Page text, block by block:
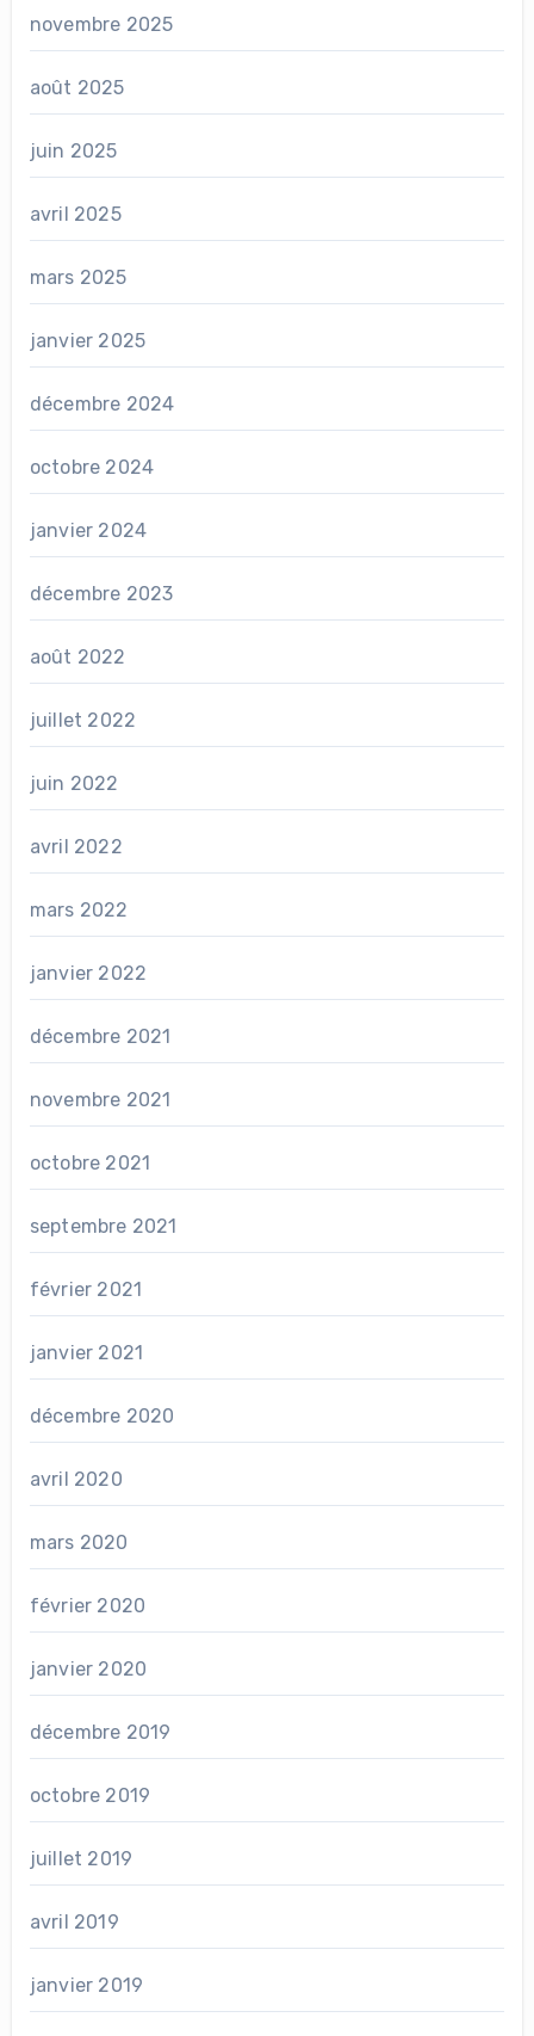
novembre 2025
août 2025
juin 2025
avril 2025
mars 2025
janvier 2025
décembre 2024
octobre 2024
janvier 2024
décembre 2023
août 2022
juillet 2022
juin 2022
avril 2022
mars 2022
janvier 2022
décembre 2021
novembre 2021
octobre 2021
septembre 2021
février 2021
janvier 2021
décembre 2020
avril 2020
mars 2020
février 2020
janvier 2020
décembre 2019
octobre 2019
juillet 2019
avril 2019
janvier 2019